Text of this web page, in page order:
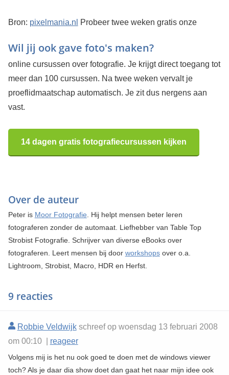
Bron: pixelmania.nl
Wil jij ook gave foto's maken?
Probeer twee weken gratis onze
online cursussen over fotografie. Je krijgt direct toegang tot
meer dan 100 cursussen. Na twee weken vervalt je
proeflidmaatschap automatisch. Je zit dus nergens aan
vast.
14 dagen gratis fotografiecursussen kijken
Over de auteur
Peter is Moor Fotografie. Hij helpt mensen beter leren
fotograferen zonder de automaat. Liefhebber van Table Top
Strobist Fotografie. Schrijver van diverse eBooks over
fotograferen. Leert mensen bij door workshopsover o.a.
Lightroom, Strobist, Macro, HDR en Herfst.
9 reacties
Robbie Veldwijkschreef op woensdag 13 februari 2008
om 00:10 | reageer
Volgens mij is het nu ook goed te doen met de windows viewer
toch? Als je daar dia show doet dan gaat het naar mijn idee ook